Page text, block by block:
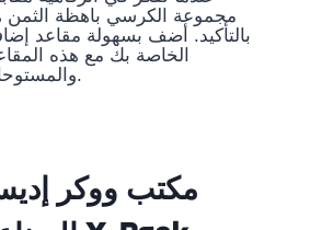
مجموعة الكرسي باهظة الثمن
بالتأكيد. أضف بسهولة مقاعد
الخاصة بك مع هذه
والمستوحاة من منتصف القرن.
مكتب ووكر